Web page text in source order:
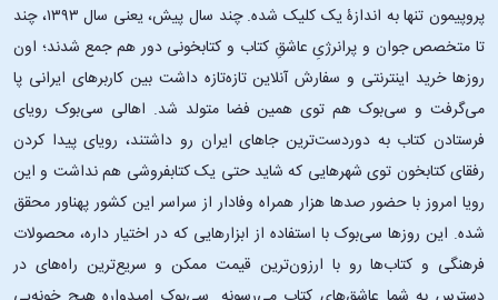
پروپیمون تنها به اندازۀ یک کلیک شده. چند سال پیش، یعنی سال ۱۳۹۳، چند
تا متخصص جوان و پرانرژیِ عاشقِ کتاب و کتابخونی دور هم جمع شدند؛ اون‌
روزها خرید اینترنتی و سفارش آنلاین تازه‌تازه داشت بین کاربرهای ایرانی پا
می‌گرفت و سی‌بوک هم توی همین فضا متولد شد. اهالی سی‌بوک رویای
فرستادن کتاب به دوردست‌ترین جاهای ایران رو داشتند، رویای پیدا کردن
رفقای کتابخون توی شهرهایی که شاید حتی یک کتابفروشی هم نداشت و این
رویا امروز با حضور صدها هزار همراه وفادار از سراسر این کشور پهناور محقق
شده. این ‌روزها سی‌بوک با استفاده از ابزارهایی که در اختیار داره، محصولات
فرهنگی و کتاب‌ها رو با ارزون‌ترین قیمت ممکن و سریع‌ترین راه‌های در